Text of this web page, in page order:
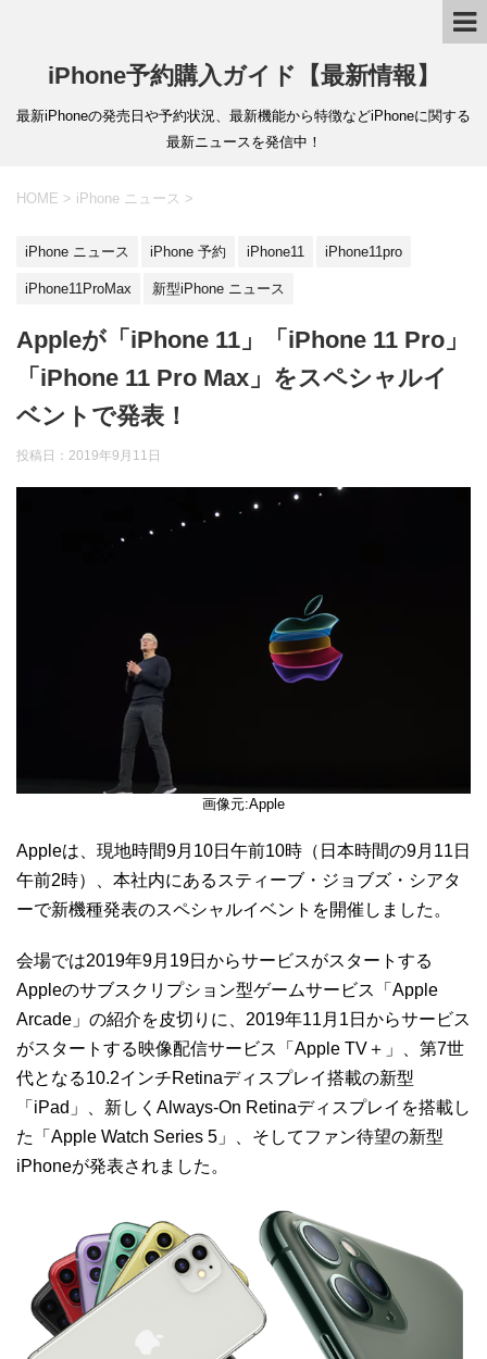
iPhone予約購入ガイド【最新情報】
最新iPhoneの発売日や予約状況、最新機能から特徴などiPhoneに関する
最新ニュースを発信中！
HOME > iPhone ニュース >
iPhone ニュース iPhone 予約 iPhone11 iPhone11pro
iPhone11ProMax 新型iPhone ニュース
Appleが「iPhone 11」「iPhone 11 Pro」
「iPhone 11 Pro Max」をスペシャルイ
ベントで発表！
投稿日： 2019年9月11日
画像元:Apple
Appleは、現地時間9月10日午前10時（日本時間の9月11日
午前2時）、本社内にあるスティーブ・ジョブズ・シアタ
ーで新機種発表のスペシャルイベントを開催しました。
会場では2019年9月19日からサービスがスタートする
Appleのサブスクリプション型ゲームサービス「Apple
Arcade」の紹介を皮切りに、2019年11月1日からサービス
がスタートする映像配信サービス「Apple TV＋」、第7世
代となる10.2インチRetinaディスプレイ搭載の新型
「iPad」、新しくAlways-On Retinaディスプレイを搭載し
た「Apple Watch Series 5」、そしてファン待望の新型
iPhoneが発表されました。